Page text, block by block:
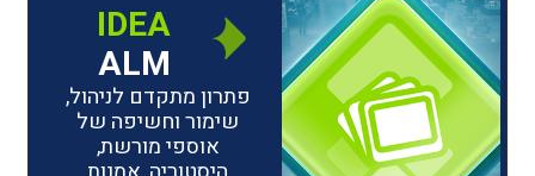
IDEA
ALM
פתרון מתקדם לניהול,
שימור וחשיפה של
אוספי מורשת,